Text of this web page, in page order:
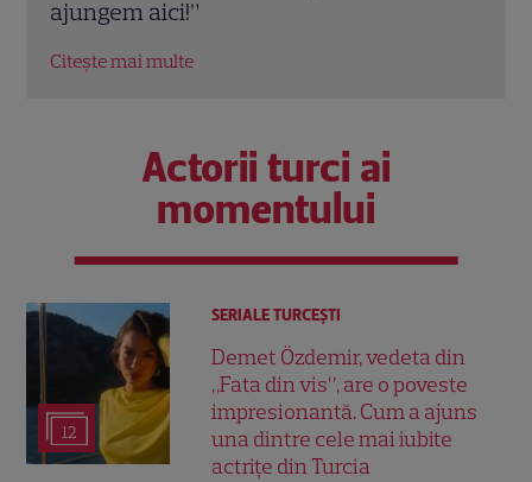
Actorii turci ai
momentului
12
SERIALE TURCEŞTI
Demet Özdemir, vedeta din
„Fata din vis”, are o poveste
impresionantă. Cum a ajuns
una dintre cele mai iubite
actrițe din Turcia